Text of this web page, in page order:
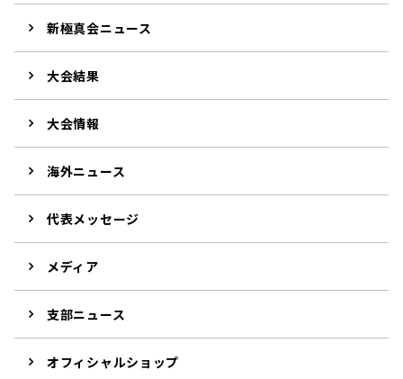
新極真会ニュース
大会結果
大会情報
海外ニュース
代表メッセージ
メディア
支部ニュース
オフィシャルショップ